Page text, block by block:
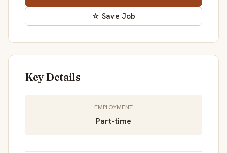
☆ Save Job
Key Details
EMPLOYMENT
Part-time